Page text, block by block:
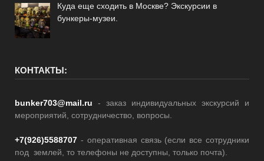
Куда еще сходить в Москве? Экскурсии в
бункеры-музеи.
КОНТАКТЫ:
bunker703@mail.ru - заказ индивидуальных экскурсий и
мероприятий, сотрудничество, вопросы.
+7(926)5588707 - оперативная связь (если все сотрудники
под землей, то телефоны не доступны, только почта).